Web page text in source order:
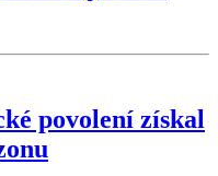
povolení získal